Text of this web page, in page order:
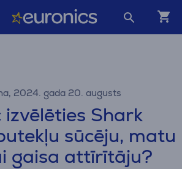
2024. gada 20. augusts
izvēlēties Shark
sūcēju, matu
gaisa attīrītāju?